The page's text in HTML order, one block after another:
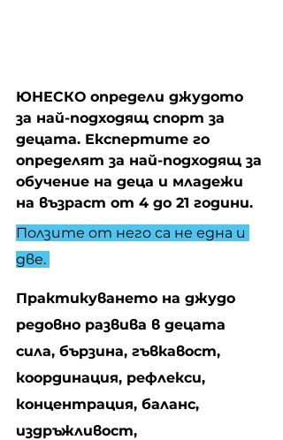
ЮНЕСКО определи джудото
за най-подходящ спорт за
децата. Експертите го
определят за най-подходящ за
обучение на деца и младежи
на възраст от 4 до 21 години.
Ползите oт него са не една и
две.
Практикуването на джудо
редовно развива в децата
сила, бързина, гъвкавост,
координация, рефлекси,
концентрация, баланс,
издръжливост,